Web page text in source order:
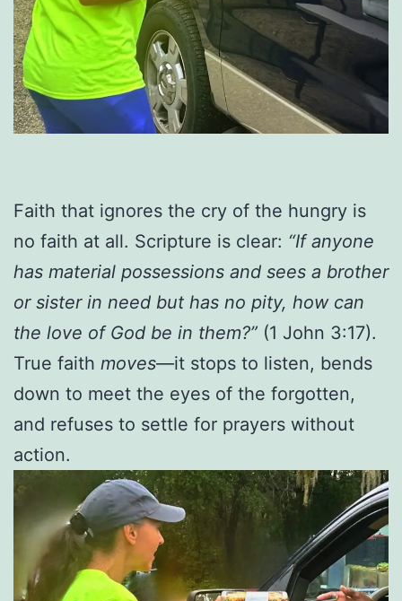
Faith that ignores the cry of the hungry is
no faith at all. Scripture is clear: “If anyone
has material possessions and sees a brother
or sister in need but has no pity, how can
the love of God be in them?” (1 John 3:17).
True faith moves—it stops to listen, bends
down to meet the eyes of the forgotten,
and refuses to settle for prayers without
action.